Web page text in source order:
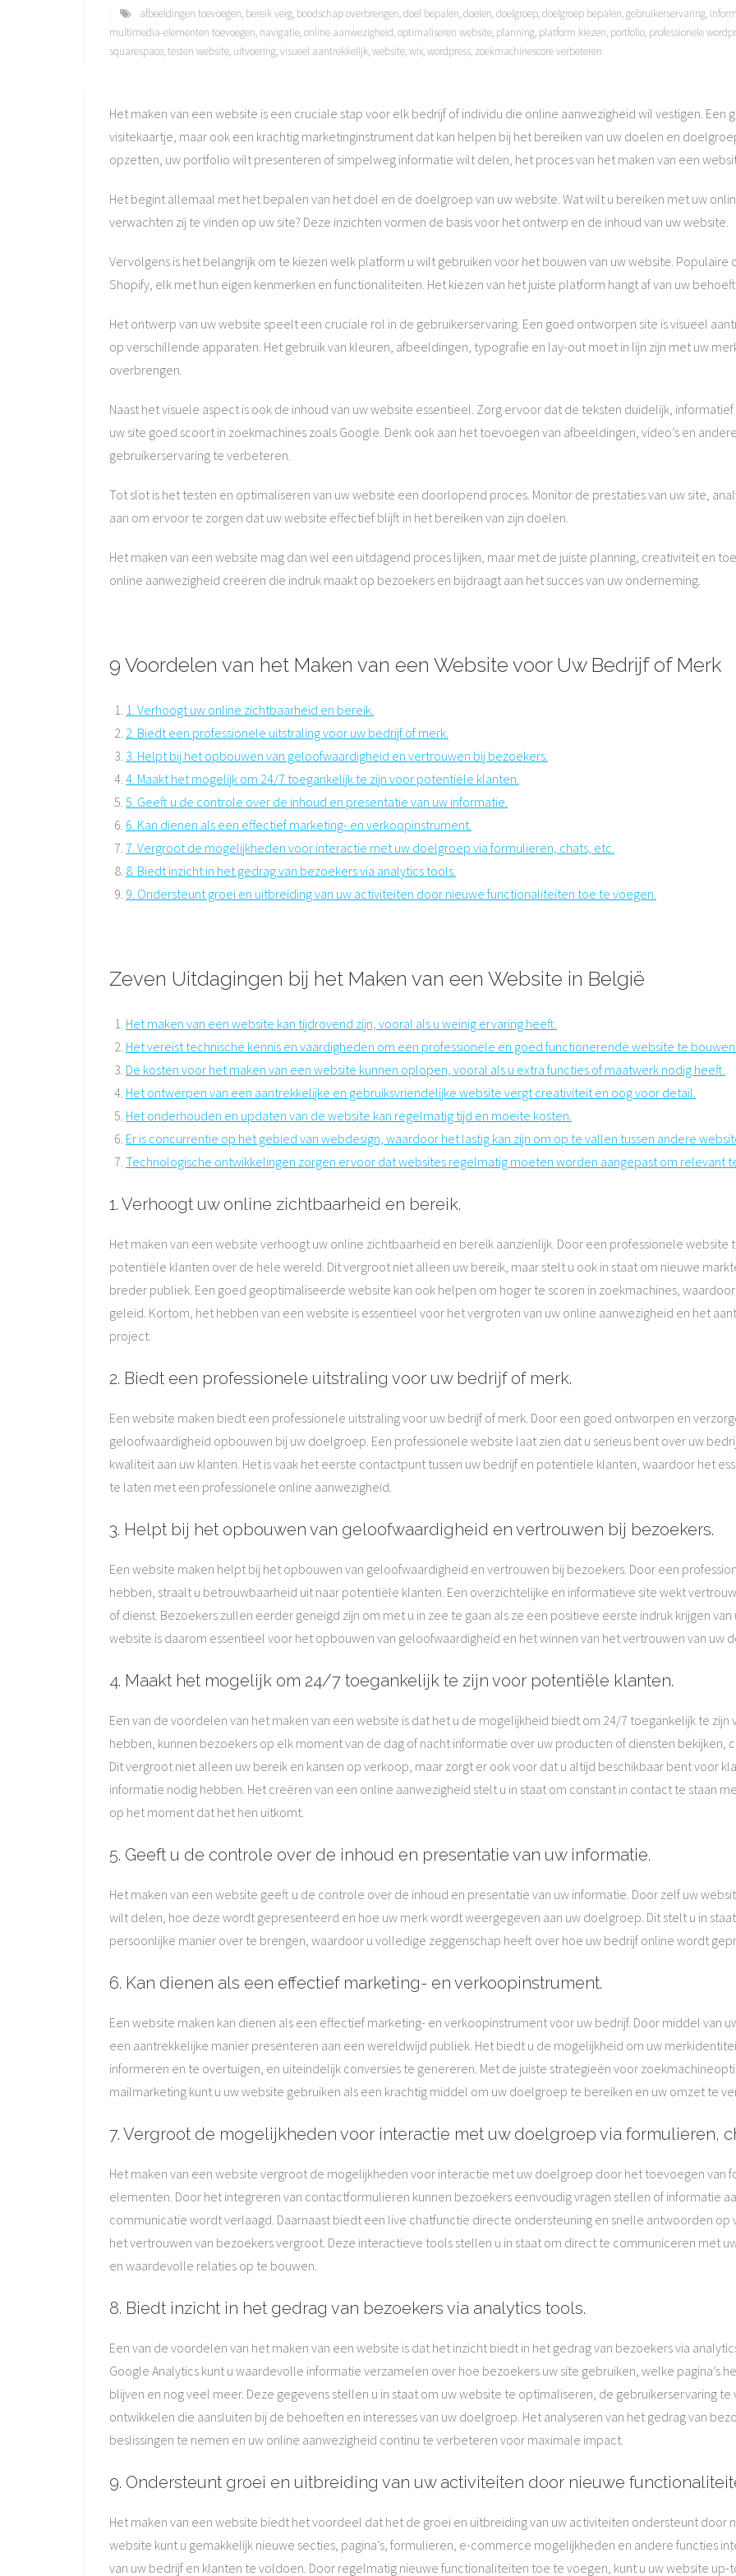
afbeeldingen toevoegen, bereik verg, boodschap overbrengen,doel bepalen,doelen,doelgroep,doelgroep bepalen,gebruikerservaring,
multimedia-elementen toevoegen, navigatie,online aanwezigheid,optimaliseren website, planning, platform kiezen, portfolio, professionele
squarespace,testen website, uitvoering,visueel aantrekkelijk,website,wix,wordpress, zoekmachinescore verbeteren
Het maken van een website is een cruciale stap voor elk bedrijf of individu die online aanwezigheid wil vestigen.
visitekaartje, maar ook een krachtig marketinginstrument dat kan helpen bij het bereiken van uw doelen en
opzetten, uw portfolio wilt presenteren of simpelweg informatie wilt delen, het proces van het maken van een
Het begint allemaal met het bepalen van het doel en de doelgroep van uw website. Wat wilt u bereiken met uw
verwachten zij te vinden op uw site? Deze inzichten vormen de basis voor het ontwerp en de inhoud van uw website.
Vervolgens is het belangrijk om te kiezen welk platform u wilt gebruiken voor het bouwen van uw website. Populaire
Shopify, elk met hun eigen kenmerken en functionaliteiten. Het kiezen van het juiste platform hangt af van uw
Het ontwerp van uw website speelt een cruciale rol in de gebruikerservaring. Een goed ontworpen site is visueel
op verschillende apparaten. Het gebruik van kleuren, afbeeldingen, typografie en lay-out moet in lijn zijn met uw
overbrengen.
Naast het visuele aspect is ook de inhoud van uw website essentieel. Zorg ervoor dat de teksten duidelijk,
uw site goed scoort in zoekmachines zoals Google. Denk ook aan het toevoegen van afbeeldingen, video’s en
gebruikerservaring te verbeteren.
Tot slot is het testen en optimaliseren van uw website een doorlopend proces. Monitor de prestaties van uw site,
aan om ervoor te zorgen dat uw website effectief blijft in het bereiken van zijn doelen.
Het maken van een website mag dan wel een uitdagend proces lijken, maar met de juiste planning, creativiteit en
online aanwezigheid creëren die indruk maakt op bezoekers en bijdraagt aan het succes van uw onderneming.
9 Voordelen van het Maken van een Website voor Uw Bedrijf of Merk
1. Verhoogt uw online zichtbaarheid en bereik.
2. Biedt een professionele uitstraling voor uw bedrijf of merk.
3. Helpt bij het opbouwen van geloofwaardigheid en vertrouwen bij bezoekers.
4. Maakt het mogelijk om 24/7 toegankelijk te zijn voor potentiële klanten.
5. Geeft u de controle over de inhoud en presentatie van uw informatie.
6. Kan dienen als een effectief marketing- en verkoopinstrument.
7. Vergroot de mogelijkheden voor interactie met uw doelgroep via formulieren, chats, etc.
8. Biedt inzicht in het gedrag van bezoekers via analytics tools.
9. Ondersteunt groei en uitbreiding van uw activiteiten door nieuwe functionaliteiten toe te voegen.
Zeven Uitdagingen bij het Maken van een Website in België
Het maken van een website kan tijdrovend zijn, vooral als u weinig ervaring heeft.
Het vereist technische kennis en vaardigheden om een professionele en goed functionerende website te
De kosten voor het maken van een website kunnen oplopen, vooral als u extra functies of maatwerk nodig heeft.
Het ontwerpen van een aantrekkelijke en gebruiksvriendelijke website vergt creativiteit en oog voor detail.
Het onderhouden en updaten van de website kan regelmatig tijd en moeite kosten.
Er is concurrentie op het gebied van webdesign, waardoor het lastig kan zijn om op te vallen tussen andere
Technologische ontwikkelingen zorgen ervoor dat websites regelmatig moeten worden aangepast om relevant
1. Verhoogt uw online zichtbaarheid en bereik.
Het maken van een website verhoogt uw online zichtbaarheid en bereik aanzienlijk. Door een professionele
potentiële klanten over de hele wereld. Dit vergroot niet alleen uw bereik, maar stelt u ook in staat om nieuwe
breder publiek. Een goed geoptimaliseerde website kan ook helpen om hoger te scoren in zoekmachines,
geleid. Kortom, het hebben van een website is essentieel voor het vergroten van uw online aanwezigheid en het
project.
2. Biedt een professionele uitstraling voor uw bedrijf of merk.
Een website maken biedt een professionele uitstraling voor uw bedrijf of merk. Door een goed ontworpen en
geloofwaardigheid opbouwen bij uw doelgroep. Een professionele website laat zien dat u serieus bent over uw
kwaliteit aan uw klanten. Het is vaak het eerste contactpunt tussen uw bedrijf en potentiële klanten, waardoor het
te laten met een professionele online aanwezigheid.
3. Helpt bij het opbouwen van geloofwaardigheid en vertrouwen bij bezoekers.
Een website maken helpt bij het opbouwen van geloofwaardigheid en vertrouwen bij bezoekers. Door een
hebben, straalt u betrouwbaarheid uit naar potentiële klanten. Een overzichtelijke en informatieve site wekt
of dienst. Bezoekers zullen eerder geneigd zijn om met u in zee te gaan als ze een positieve eerste indruk krijgen
website is daarom essentieel voor het opbouwen van geloofwaardigheid en het winnen van het vertrouwen van uw
4. Maakt het mogelijk om 24/7 toegankelijk te zijn voor potentiële klanten.
Een van de voordelen van het maken van een website is dat het u de mogelijkheid biedt om 24/7 toegankelijk te
hebben, kunnen bezoekers op elk moment van de dag of nacht informatie over uw producten of diensten bekijken,
Dit vergroot niet alleen uw bereik en kansen op verkoop, maar zorgt er ook voor dat u altijd beschikbaar bent voor
informatie nodig hebben. Het creëren van een online aanwezigheid stelt u in staat om constant in contact te staan
op het moment dat het hen uitkomt.
5. Geeft u de controle over de inhoud en presentatie van uw informatie.
Het maken van een website geeft u de controle over de inhoud en presentatie van uw informatie. Door zelf uw
wilt delen, hoe deze wordt gepresenteerd en hoe uw merk wordt weergegeven aan uw doelgroep. Dit stelt u in
persoonlijke manier over te brengen, waardoor u volledige zeggenschap heeft over hoe uw bedrijf online wordt
6. Kan dienen als een effectief marketing- en verkoopinstrument.
Een website maken kan dienen als een effectief marketing- en verkoopinstrument voor uw bedrijf. Door middel van
een aantrekkelijke manier presenteren aan een wereldwijd publiek. Het biedt u de mogelijkheid om uw
informeren en te overtuigen, en uiteindelijk conversies te genereren. Met de juiste strategieën voor
mailmarketing kunt u uw website gebruiken als een krachtig middel om uw doelgroep te bereiken en uw omzet te
7. Vergroot de mogelijkheden voor interactie met uw doelgroep via formulieren,
Het maken van een website vergroot de mogelijkheden voor interactie met uw doelgroep door het toevoegen van
elementen. Door het integreren van contactformulieren kunnen bezoekers eenvoudig vragen stellen of informatie
communicatie wordt verlaagd. Daarnaast biedt een live chatfunctie directe ondersteuning en snelle antwoorden
het vertrouwen van bezoekers vergroot. Deze interactieve tools stellen u in staat om direct te communiceren met
en waardevolle relaties op te bouwen.
8. Biedt inzicht in het gedrag van bezoekers via analytics tools.
Een van de voordelen van het maken van een website is dat het inzicht biedt in het gedrag van bezoekers via
Google Analytics kunt u waardevolle informatie verzamelen over hoe bezoekers uw site gebruiken, welke pagina’s
blijven en nog veel meer. Deze gegevens stellen u in staat om uw website te optimaliseren, de gebruikerservaring
ontwikkelen die aansluiten bij de behoeften en interesses van uw doelgroep. Het analyseren van het gedrag van
beslissingen te nemen en uw online aanwezigheid continu te verbeteren voor maximale impact.
9. Ondersteunt groei en uitbreiding van uw activiteiten door nieuwe
Het maken van een website biedt het voordeel dat het de groei en uitbreiding van uw activiteiten ondersteunt
website kunt u gemakkelijk nieuwe secties, pagina’s, formulieren, e-commerce mogelijkheden en andere functies
van uw bedrijf en klanten te voldoen. Door regelmatig nieuwe functionaliteiten toe te voegen, kunt u uw website